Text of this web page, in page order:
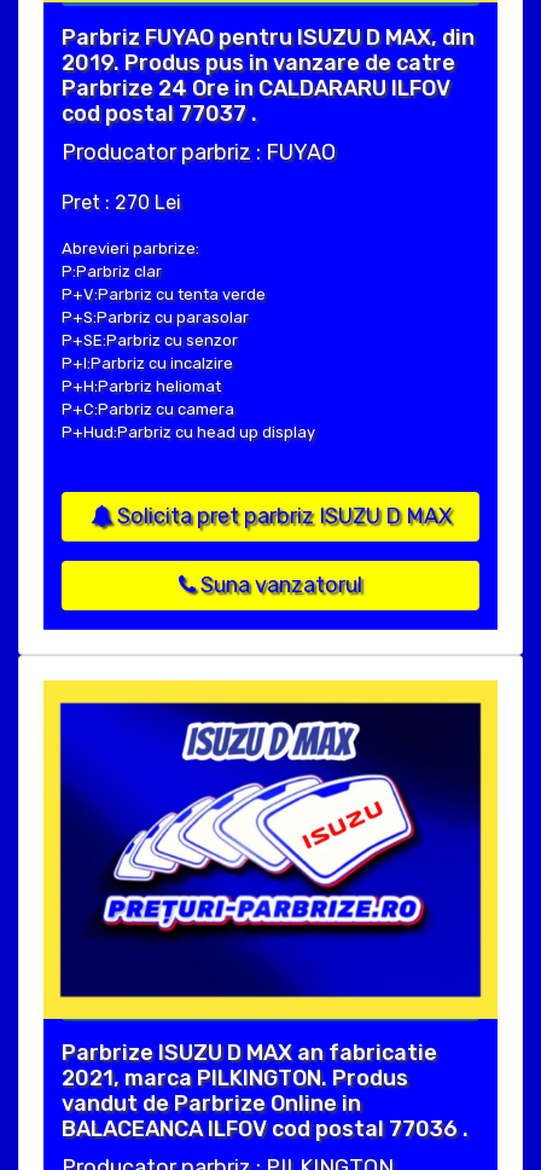
Parbriz FUYAO pentru ISUZU D MAX, din
2019. Produs pus in vanzare de catre
Parbrize 24 Ore in CALDARARU ILFOV
cod postal 77037 .
Producator parbriz : FUYAO
Pret : 270 Lei
Abrevieri parbrize:
P:Parbriz clar
P+V:Parbriz cu tenta verde
P+S:Parbriz cu parasolar
P+SE:Parbriz cu senzor
P+I:Parbriz cu incalzire
P+H:Parbriz heliomat
P+C:Parbriz cu camera
P+Hud:Parbriz cu head up display
Solicita pret parbriz ISUZU D MAX
Suna vanzatorul
Parbrize ISUZU D MAX an fabricatie
2021, marca PILKINGTON. Produs
vandut de Parbrize Online in
BALACEANCA ILFOV cod postal 77036 .